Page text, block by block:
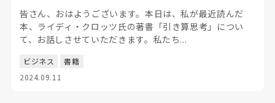
皆さん、おはようございます。本日は、私が最近読んだ
本、ライディ・クロッツ氏の著書「引き算思考」につい
て、お話しさせていただきます。私たち...
ビジネス
書籍
2024.09.11